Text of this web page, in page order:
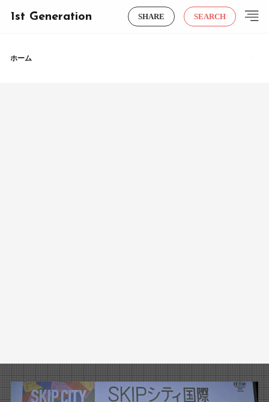
1st Generation SHARE SEARCH
ホーム